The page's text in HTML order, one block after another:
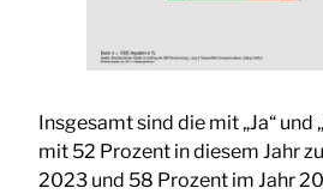
Insgesamt sind die mit „Ja“ und
mit 52 Prozent in diesem Jahr
2023 und 58 Prozent im Jahr